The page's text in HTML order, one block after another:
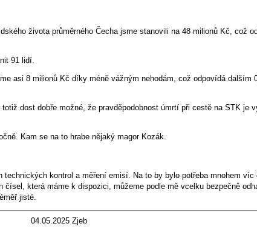
života průměrného Čecha jsme stanovili na 48 milionů Kč, což
91 lidí.
asi 8 milionů Kč díky méně vážným nehodám, což odpovídá dalším
dost dobře možné, že pravděpodobnost úmrtí při cestě na STK je
Kam se na to hrabe nějaký magor Kozák.
kontrol a měření emisí. Na to by bylo potřeba mnohem
která máme k dispozici, můžeme podle mě vcelku bezpečně
jisté.
04.05.2025 Zjeb